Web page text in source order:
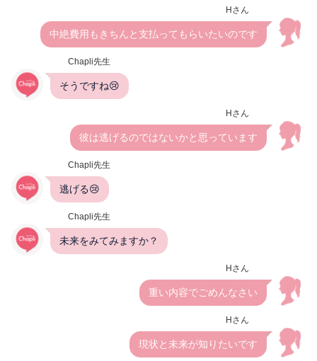
Hさん
中絶費用もきちんと支払ってもらいたいのです
Chapli先生
そうですね😢
Hさん
彼は逃げるのではないかと思っています
Chapli先生
逃げる😢
Chapli先生
未来をみてみますか？
Hさん
重い内容でごめんなさい
Hさん
現状と未来が知りたいです